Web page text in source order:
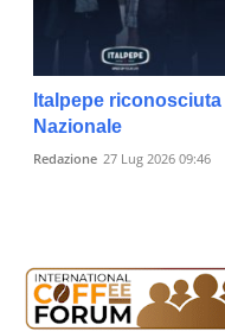
Italpepe
Nazionale
Redazione 27 Lug 2026 09:46